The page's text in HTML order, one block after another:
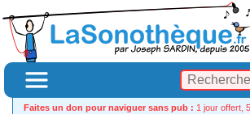
Faites un don pour naviguer sans pub : 1 jour offert,